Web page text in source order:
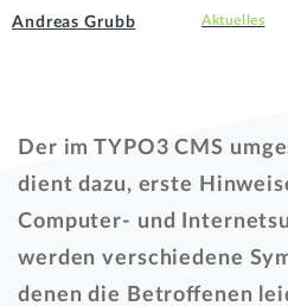
Andreas Grubb Aktuelles
Der im TYPO3 CMS
dient dazu, erste
Computer- und
werden verschiedene
denen die Betroffenen